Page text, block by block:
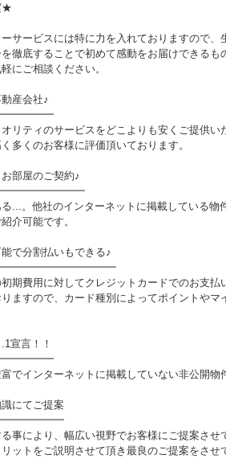
★
サービスには特に力を入れておりますので、
徹底することで初めて感動をお届けできるも
にご相談ください。
産会社♪
リティのサービスをどこよりも安くご提供い
多くのお客様に評価頂いております。
部屋のご契約♪
...。他社のインターネットに掲載している物
介可能です。
で分割払いもできる♪
期費用に対してクレジットカードでのお支払
ますので、カード種別によってポイントや
宣言！！
でインターネットに掲載していない非公開物
にてご提案
事により、幅広い視野でお客様にご提案させ
ットをご説明させて頂き最良のご提案をさせ